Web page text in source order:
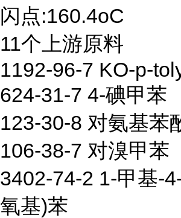
闪点:160.4oC
11个上游原料
1192-96-7 KO-p-
624-31-7 4-碘甲苯
123-30-8 对氨基苯
106-38-7 对溴甲苯
3402-74-2 1-甲基-
氧基)苯